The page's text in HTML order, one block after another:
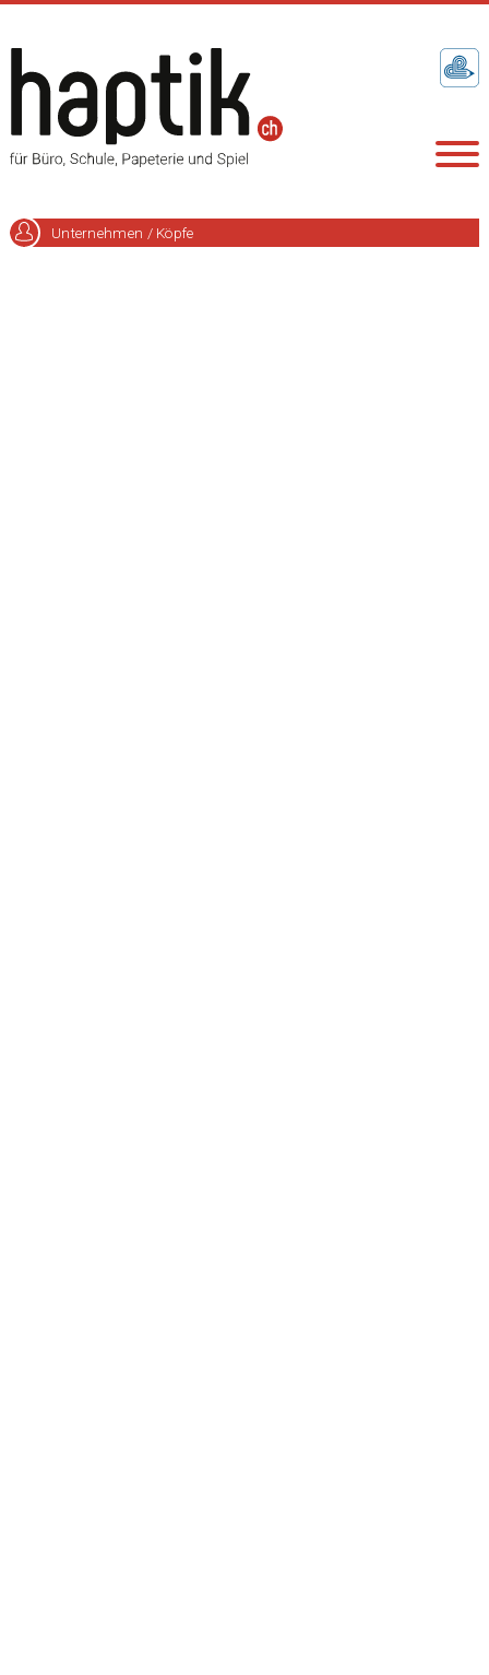
Unternehmen / Köpfe